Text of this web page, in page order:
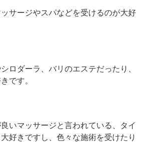
サージやスパなどを受けるのが大好
ロダーラ、バリのエステだったり、
です。
いマッサージと言われている、タイ
好きですし、色々な施術を受けたり